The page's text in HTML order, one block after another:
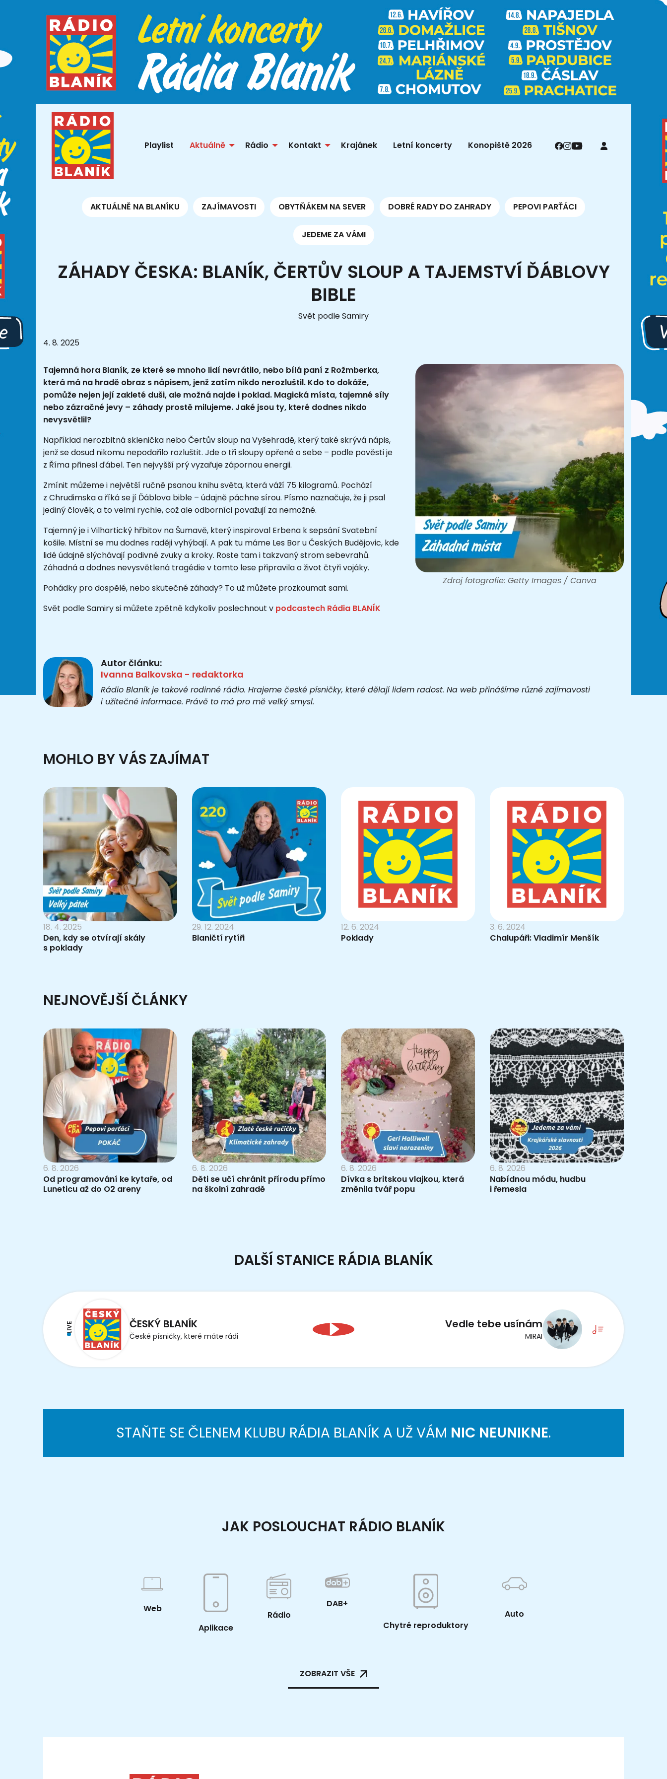
Playlist Aktuálně Rádio Kontakt Krajánek Letní koncerty Konopiště 2026
AKTUÁLNĚ NA BLANÍKU ZAJÍMAVOSTI OBYTŇÁKEM NA SEVER DOBRÉ RADY DO ZAHRADY PEPOVI PARŤÁCI
JEDEME ZA VÁMI
ZÁHADY ČESKA: BLANÍK, ČERTŮV SLOUP A TAJEMSTVÍ ĎÁBLOVY
BIBLE
Svět podle Samiry
4. 8. 2025
Zdroj fotografie: Getty Images / Canva
Tajemná hora Blaník, ze které se mnoho lidí nevrátilo, nebo bílá paní z Rožmberka,
která má na hradě obraz s nápisem, jenž zatím nikdo nerozluštil. Kdo to dokáže,
pomůže nejen její zakleté duši, ale možná najde i poklad. Magická místa, tajemné síly
nebo zázračné jevy – záhady prostě milujeme. Jaké jsou ty, které dodnes nikdo
nevysvětlil?
Například nerozbitná sklenička nebo Čertův sloup na Vyšehradě, který také skrývá nápis,
jenž se dosud nikomu nepodařilo rozluštit. Jde o tři sloupy opřené o sebe – podle pověsti je
z Říma přinesl ďábel. Ten nejvyšší prý vyzařuje zápornou energii.
Zmínit můžeme i největší ručně psanou knihu světa, která váží 75 kilogramů. Pochází
z Chrudimska a říká se jí Ďáblova bible – údajně páchne sírou. Písmo naznačuje, že ji psal
jediný člověk, a to velmi rychle, což ale odborníci považují za nemožné.
Tajemný je i Vilhartický hřbitov na Šumavě, který inspiroval Erbena k sepsání Svatební
košile. Místní se mu dodnes raději vyhýbají. A pak tu máme Les Bor u Českých Budějovic, kde
lidé údajně slýchávají podivné zvuky a kroky. Roste tam i takzvaný strom sebevrahů.
Záhadná a dodnes nevysvětlená tragédie v tomto lese připravila o život čtyři vojáky.
Pohádky pro dospělé, nebo skutečné záhady? To už můžete prozkoumat sami.
Svět podle Samiry si můžete zpětně kdykoliv poslechnout v podcastech Rádia BLANÍK
Autor článku:
Ivanna Balkovska - redaktorka
Rádio Blaník je takové rodinné rádio. Hrajeme české písničky, které dělají lidem radost. Na web přinášíme různé zajímavosti
i užitečné informace. Právě to má pro mě velký smysl.
MOHLO BY VÁS ZAJÍMAT
18. 4. 2025
Den, kdy se otvírají skály
s poklady
29. 12. 2024
Blaničtí rytíři
12. 6. 2024
Poklady
3. 6. 2024
Chalupáři: Vladimír Menšík
NEJNOVĚJŠÍ ČLÁNKY
6. 8. 2026
Od programování ke kytaře, od
Luneticu až do O2 areny
6. 8. 2026
Děti se učí chránit přírodu přímo
na školní zahradě
6. 8. 2026
Dívka s britskou vlajkou, která
změnila tvář popu
6. 8. 2026
Nabídnou módu, hudbu
i řemesla
DALŠÍ STANICE RÁDIA BLANÍK
LIVE ČESKÝ BLANÍK
České písničky, které máte rádi
Vedle tebe usínám
MIRAI
STAŇTE SE ČLENEM KLUBU RÁDIA BLANÍK A UŽ VÁM NIC NEUNIKNE.
JAK POSLOUCHAT RÁDIO BLANÍK
Web
Aplikace
Rádio
DAB+
Chytré reproduktory
Auto
ZOBRAZIT VŠE